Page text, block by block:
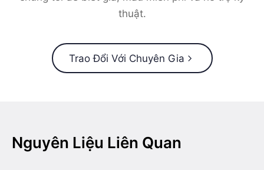
thuật.
Trao Đổi Với Chuyên Gia
Nguyên Liệu Liên Quan